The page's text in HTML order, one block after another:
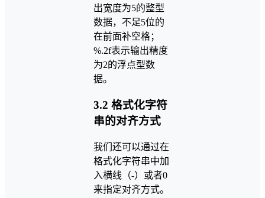
出宽度为5的整型
数据，不足5位的
在前面补空格；
%.2f表示输出精度
为2的浮点型数
据。
3.2 格式化字符
串的对齐方式
我们还可以通过在
格式化字符串中加
入横线（-）或者0
来指定对齐方式。